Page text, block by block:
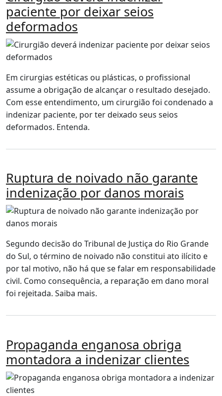
paciente por deixar seios
deformados
Em cirurgias estéticas ou plásticas, o profissional
assume a obrigação de alcançar o resultado desejado.
Com esse entendimento, um cirurgião foi condenado a
indenizar paciente, por ter deixado seus seios
deformados. Entenda.
Ruptura de noivado não garante
indenização por danos morais
Segundo decisão do Tribunal de Justiça do Rio Grande
do Sul, o término de noivado não constitui ato ilícito e
por tal motivo, não há que se falar em responsabilidade
civil. Como consequência, a reparação em dano moral
foi rejeitada. Saiba mais.
Propaganda enganosa obriga
montadora a indenizar clientes